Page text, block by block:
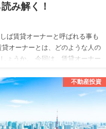
み解く！
ば賃貸オーナーと呼ばれる事も
オーナーとは、どのような人の
ょうか。 今回は、賃貸オーナー
不動産投資